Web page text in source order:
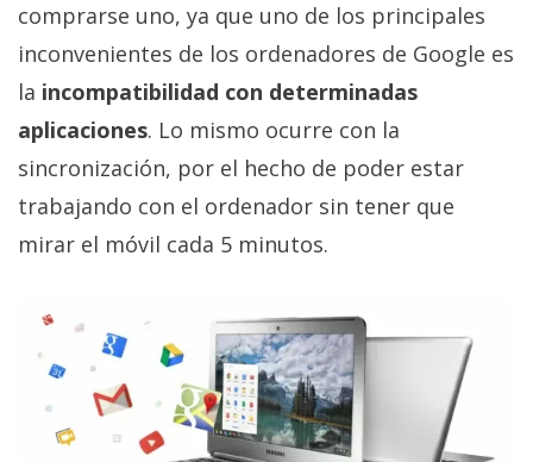
nosotros
/
Publicidad
Cambiar
opciones
de
privacidad
Legal
El medio de
comunicación
digital donde
comprarse uno, ya que uno de los principales
inconvenientes de los ordenadores de Google es
la incompatibilidad con determinadas
aplicaciones. Lo mismo ocurre con la
sincronización, por el hecho de poder estar
trabajando con el ordenador sin tener que
mirar el móvil cada 5 minutos.